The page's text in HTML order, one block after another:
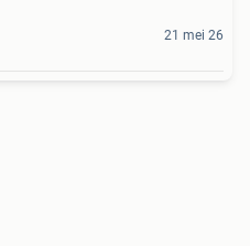
21 mei 26